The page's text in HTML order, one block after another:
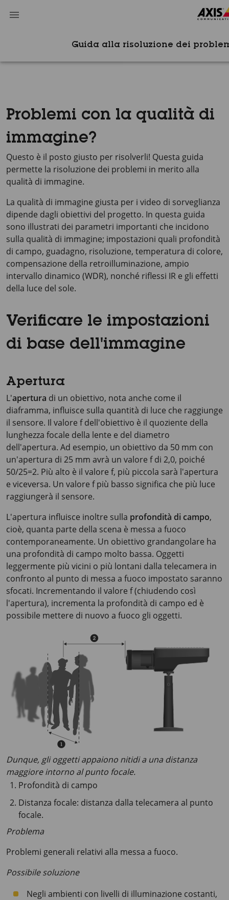
Guida alla risoluzione dei
Problemi con la qualità di
immagine?
Questo è il posto giusto per risolverli! Questa guida
permette la risoluzione dei problemi in merito alla
qualità di immagine.
La qualità di immagine giusta per i video di sorveglianza
dipende dagli obiettivi del progetto. In questa guida
sono illustrati dei parametri importanti che incidono
sulla qualità di immagine; impostazioni quali profondità
di campo, guadagno, risoluzione, temperatura di colore,
compensazione della retroilluminazione, ampio
intervallo dinamico (WDR), nonché riflessi IR e gli effetti
della luce del sole.
Verificare le impostazioni
di base dell'immagine
Apertura
L'apertura di un obiettivo, nota anche come il
diaframma, influisce sulla quantità di luce che raggiunge
il sensore. Il valore f dell'obiettivo è il quoziente della
lunghezza focale della lente e del diametro
dell'apertura. Ad esempio, un obiettivo da 50 mm con
un'apertura di 25 mm avrà un valore f di 2,0, poiché
50/25=2. Più alto è il valore f, più piccola sarà l'apertura
e viceversa. Un valore f più basso significa che più luce
raggiungerà il sensore.
L'apertura influisce inoltre sulla profondità di campo,
cioè, quanta parte della scena è messa a fuoco
contemporaneamente. Un obiettivo grandangolare ha
una profondità di campo molto bassa. Oggetti
leggermente più vicini o più lontani dalla telecamera in
confronto al punto di messa a fuoco impostato saranno
sfocati. Incrementando il valore f (chiudendo così
l'apertura), incrementa la profondità di campo ed è
possibile mettere di nuovo a fuoco gli oggetti.
Dunque, gli oggetti appaiono nitidi a una distanza
maggiore intorno al punto focale.
Profondità di campo
Distanza focale: distanza dalla telecamera al punto
focale.
Problema
Problemi generali relativi alla messa a fuoco.
Possibile soluzione
Negli ambienti con livelli di illuminazione costanti,